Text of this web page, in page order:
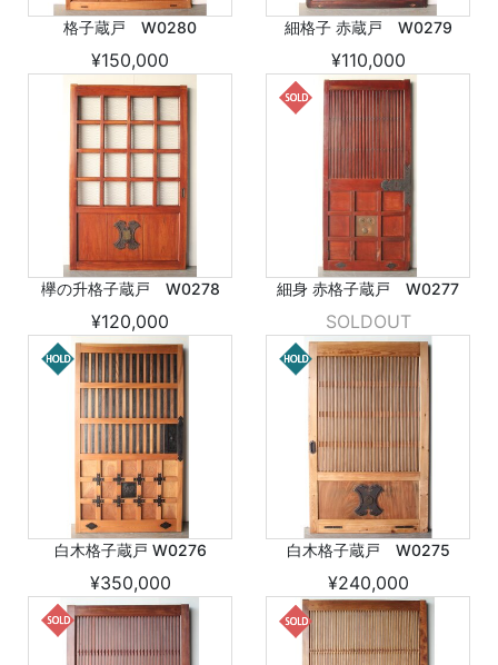
格子蔵戸 W0280
¥150,000
細格子 赤蔵戸 W0279
¥110,000
欅の升格子蔵戸 W0278
¥120,000
細身 赤格子蔵戸 W0277
SOLDOUT
白木格子蔵戸 W0276
¥350,000
白木格子蔵戸 W0275
¥240,000